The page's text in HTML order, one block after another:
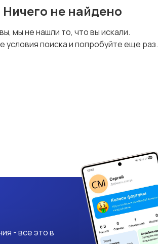
Ничего не найдено
мы не нашли то, что вы искали.
условия поиска и попробуйте еще раз.
- все это в